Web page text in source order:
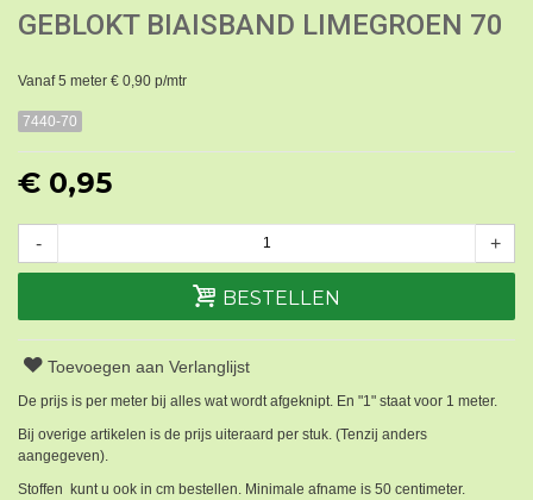
GEBLOKT BIAISBAND LIMEGROEN 70
Vanaf 5 meter € 0,90 p/mtr
7440-70
€ 0,95
- +
BESTELLEN
Toevoegen aan Verlanglijst
De prijs is per meter bij alles wat wordt afgeknipt. En "1" staat voor 1 meter.
Bij overige artikelen is de prijs uiteraard per stuk. (Tenzij anders
aangegeven).
Stoffen kunt u ook in cm bestellen. Minimale afname is 50 centimeter.